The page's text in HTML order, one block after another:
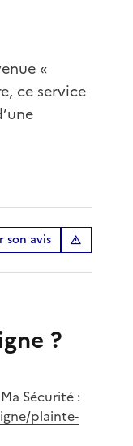
«
ce service
son avis
?
Sécurité :
plainte-